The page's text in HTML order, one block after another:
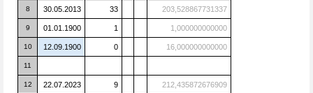
8 30.05.2013 33 203,528867731337
9 01.01.1900 1 1,000000000000
10 12.09.1900 0 16,000000000000
11
12 22.07.2023 9 212,435872676909